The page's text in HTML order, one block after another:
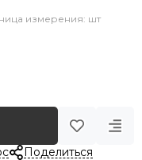
измерения: шт
Поделиться